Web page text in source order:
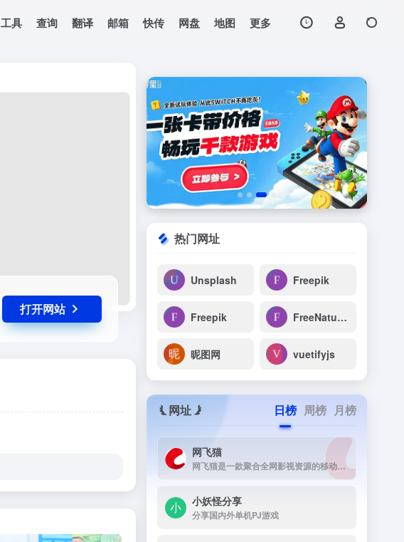
工具 查询 翻译 邮箱 快传 网盘 地图 更多
打开网站
热门网址
Unsplash Freepik
Freepik FreeNatureStock
昵图网 vuetifyjs
网址 日榜 周榜 月榜
网飞猫
网飞猫是一款聚合全网影视资源的移动端播放应用，主打免费、高画...
小妖怪分享
分享国内外单机PJ游戏